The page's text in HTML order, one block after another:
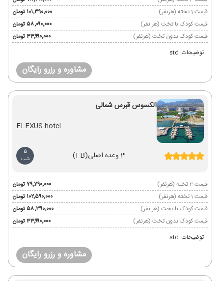
قیمت 1 تخته (هرنفر)
۱۰۱٬۳۹۰٬۰۰۰ تومان
قیمت کودک با تخت (هر نفر)
۵۸٬۰۹۰٬۰۰۰ تومان
قیمت کودک بدون تخت (هرنفر)
۳۳٬۹۹۰٬۰۰۰ تومان
توضیحات: std
مشاوره و رزرو رایگان
الکسوس قبرس شمالی
ELEXUS hotel
3 وعده اصلی (FB)
5
شب
قیمت 2 تخته (هرنفر)
۷۹٬۷۹۰٬۰۰۰ تومان
قیمت 1 تخته (هرنفر)
۱۰۲٬۵۹۰٬۰۰۰ تومان
قیمت کودک با تخت (هر نفر)
۵۸٬۳۹۰٬۰۰۰ تومان
قیمت کودک بدون تخت (هرنفر)
۳۳٬۹۹۰٬۰۰۰ تومان
توضیحات: std
مشاوره و رزرو رایگان